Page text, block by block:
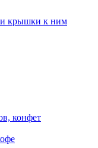
крышки к ним
конфет